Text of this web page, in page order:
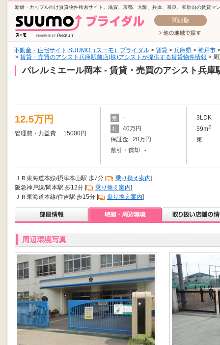
新婚・カップル向け賃貸物件検索サイト。滋賀、京都、大阪、兵庫、奈良、和歌山の賃貸マ
関西版
不動産・住宅サイト SUUMO（スーモ）ブライダル > 賃貸 > 兵庫県 > 神戸市
> 賃貸・売買のアシスト兵庫駅前店(株)アシストが提供する賃貸物件情報 >
パレルミエール岡本 - 賃貸・売買のアシスト兵
12.5万円
管理費・共益費 15000円
敷 -
礼
40万円
保証金 20万円
敷引・償却 -
3LDK
59m2
東
ＪＲ東海道本線/摂津本山駅 歩7分 [ 乗り換え案内]
阪急神戸線/岡本駅 歩12分 [
乗り換え案内]
ＪＲ東海道本線/住吉駅 歩15分 [
乗り換え案内]
周辺環境写真